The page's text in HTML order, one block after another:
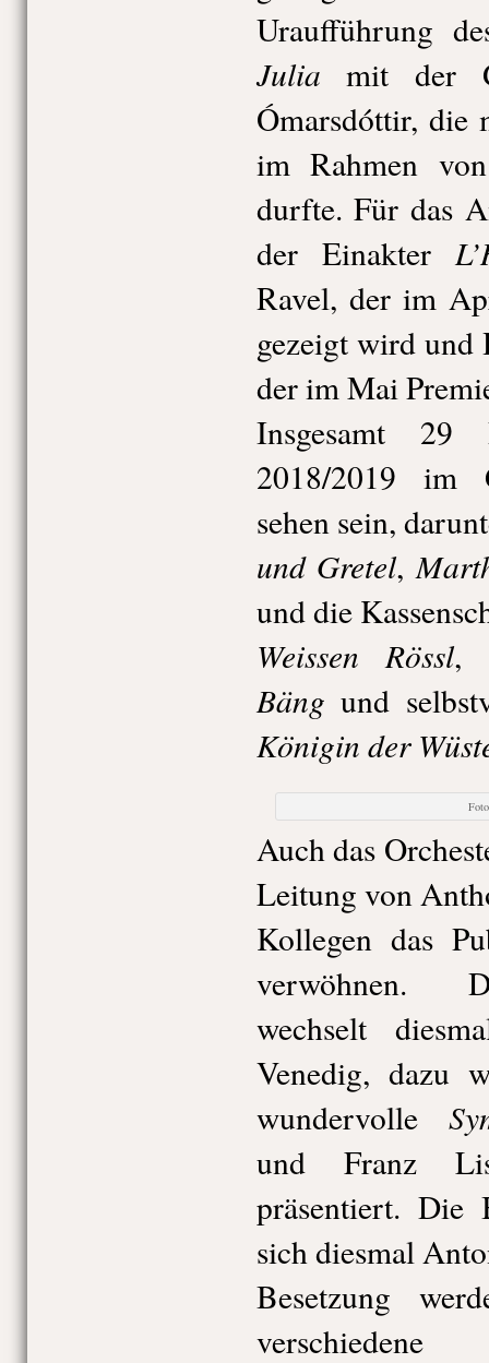
Uraufführung
Julia mit der
Ómarsdóttir, die
im Rahmen
durfte. Für das
der Einakter
Ravel, der im
gezeigt wird und
der im Mai
Insgesamt 29
2018/2019 im
sehen sein,
und Gretel,
und die
Weissen Rössl,
Bäng und
Königin der
Auch das
Leitung von
Kollegen das
verwöhnen.
wechselt
Venedig, dazu
wundervolle
und Franz
präsentiert. Die
sich diesmal
Besetzung